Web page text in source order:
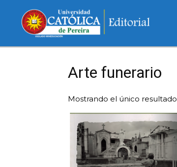
Arte funerario
Mostrando el único resultado